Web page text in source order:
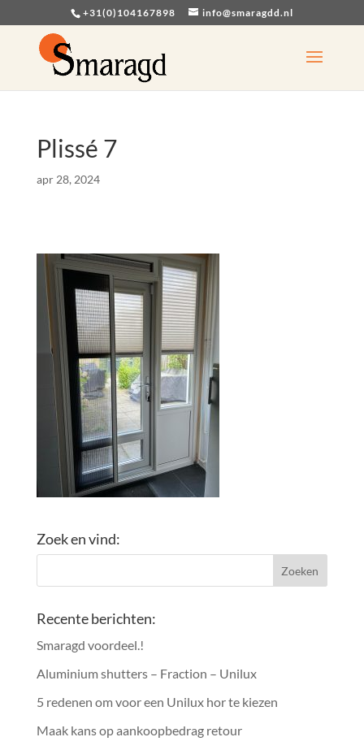
+31(0)104167898 info@smaragdd.nl
Plissé 7
apr 28, 2024
Zoek en vind:
Recente berichten:
Smaragd voordeel.!
Aluminium shutters – Fraction – Unilux
5 redenen om voor een Unilux hor te kiezen
Maak kans op aankoopbedrag retour